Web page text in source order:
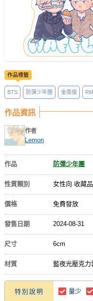
作品標籤
BTS 防彈少年團 金南俊 RM
作品資訊
作者
Lemon
作品 防彈少年團
性質類別 女性向 收藏
價格 免費發放
發售日期 2024-08-31
尺寸 6cm
材質 藍夜光壓克力
特別說明 量少